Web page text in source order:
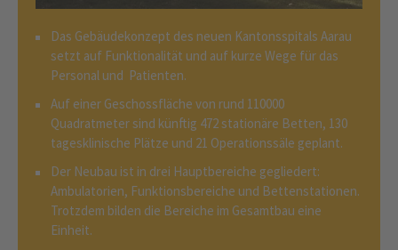
Das Gebäudekonzept des neuen Kantonsspitals Aarau
setzt auf Funktionalität und auf kurze Wege für das
Personal und Patienten.
Auf einer Geschossfläche von rund 110000
Quadratmeter sind künftig 472 stationäre Betten, 130
tagesklinische Plätze und 21 Operationssäle geplant.
Der Neubau ist in drei Hauptbereiche gegliedert:
Ambulatorien, Funktionsbereiche und Bettenstationen.
Trotzdem bilden die Bereiche im Gesamtbau eine
Einheit.